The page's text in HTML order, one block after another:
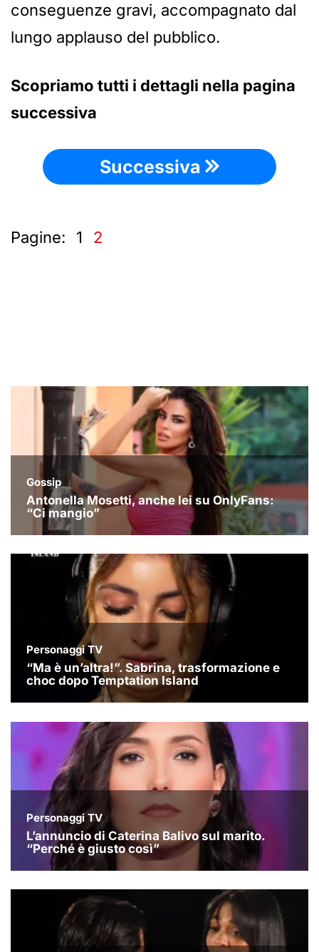
conseguenze gravi, accompagnato dal
lungo applauso del pubblico.
Scopriamo tutti i dettagli nella pagina
successiva
Successiva
Pagine: 1 2